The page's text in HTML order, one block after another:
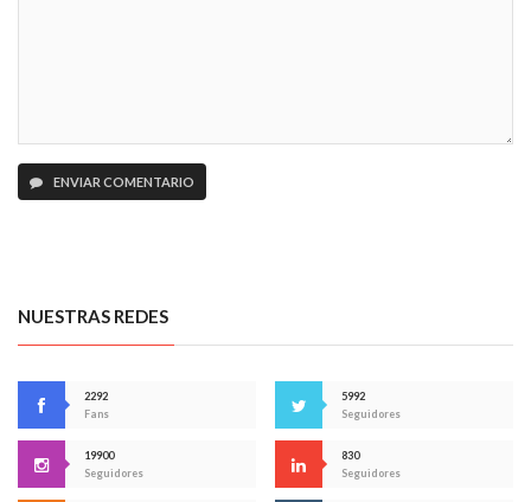
ENVIAR COMENTARIO
NUESTRAS REDES
2292
Fans
5992
Seguidores
19900
Seguidores
830
Seguidores